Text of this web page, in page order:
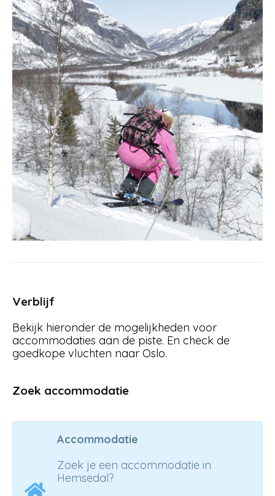
18 november 2019
Lossnokjoring-i-Hemsedal-052008-
99-0075- Foto_Nils-Erik_Bjørholt
Verblijf
Bekijk hieronder de mogelijkheden voor
accommodaties aan de piste. En check de
goedkope vluchten naar Oslo.
Zoek accommodatie
Accommodatie
Zoek je een accommodatie in
Hemsedal?